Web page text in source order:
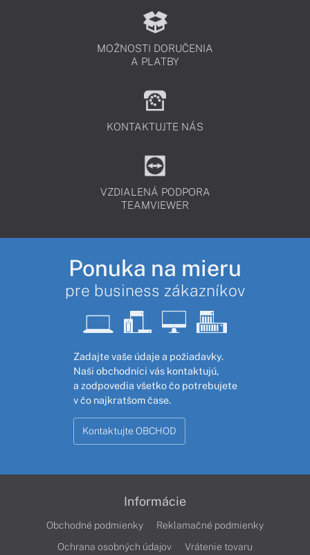
MOŽNOSTI DORUČENIA
A PLATBY
KONTAKTUJTE NÁS
VZDIALENÁ PODPORA
TEAMVIEWER
Ponuka na mieru
pre business zákazníkov
Zadajte vaše údaje a požiadavky.
Naši obchodníci vás kontaktujú,
a zodpovedia všetko čo potrebujete
v čo najkratšom čase.
Kontaktujte OBCHOD
Informácie
Obchodné podmienky
Reklamačné podmienky
Ochrana osobných údajov
Vrátenie tovaru